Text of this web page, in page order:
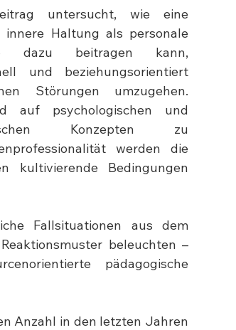
untersucht, wie eine
innere Haltung als personale
dazu beitragen kann,
und beziehungsorientiert
Störungen umzugehen.
auf psychologischen und
Konzepten zu
werden die
kultivierende Bedingungen
Fallsituationen aus dem
beleuchten –
pädagogische
Anzahl in den letzten Jahren